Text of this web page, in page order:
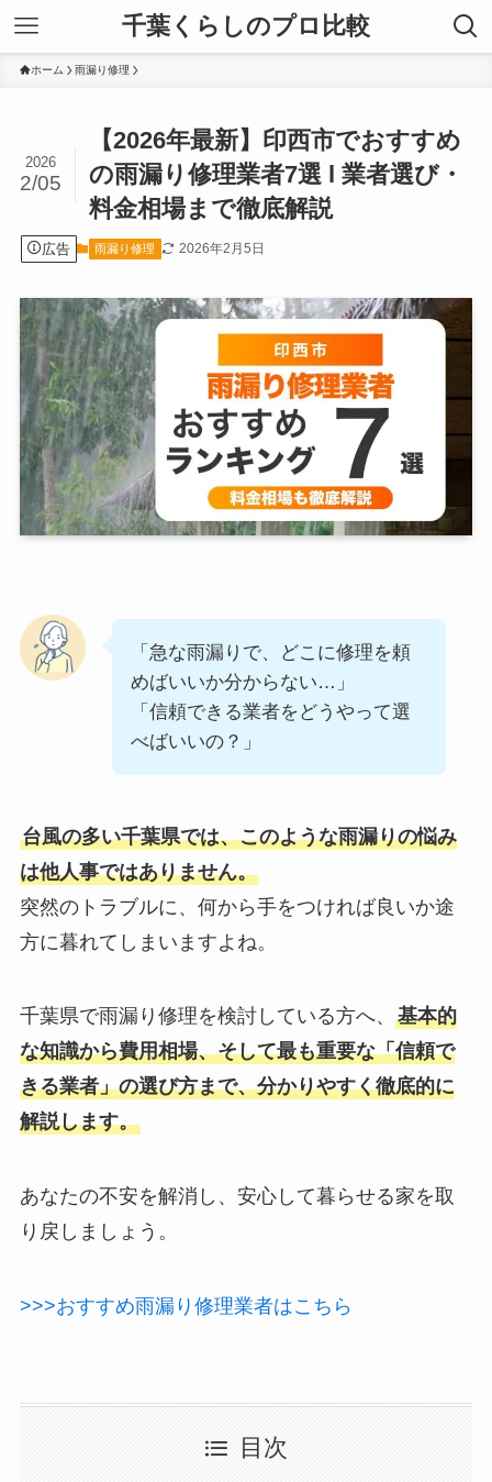
千葉くらしのプロ比較
ホーム 雨漏り修理
【2026年最新】印西市でおすすめ
の雨漏り修理業者7選 l 業者選び・
料金相場まで徹底解説
2026
2/05
広告 雨漏り修理 2026年2月5日
「急な雨漏りで、どこに修理を頼
めばいいか分からない…」
「信頼できる業者をどうやって選
べばいいの？」
台風の多い千葉県では、このような雨漏りの悩み
は他人事ではありません。
突然のトラブルに、何から手をつければ良いか途
方に暮れてしまいますよね。
千葉県で雨漏り修理を検討している方へ、 基本的
な知識から費用相場、そして最も重要な「信頼で
きる業者」の選び方まで、分かりやすく徹底的に
解説します。
あなたの不安を解消し、安心して暮らせる家を取
り戻しましょう。
>>>おすすめ雨漏り修理業者はこちら
目次